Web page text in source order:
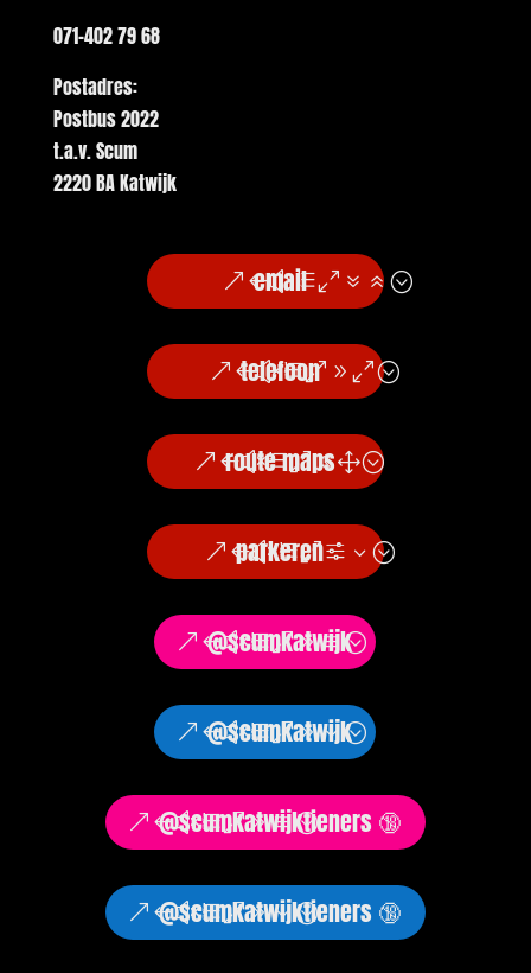
071-402 79 68
Postadres:
Postbus 2022
t.a.v. Scum
2220 BA Katwijk
email
telefoon
route maps
parkeren
@scumkatwijk
@scumkatwijk
@scumkatwijktieners 🔞
@scumkatwijktieners 🔞